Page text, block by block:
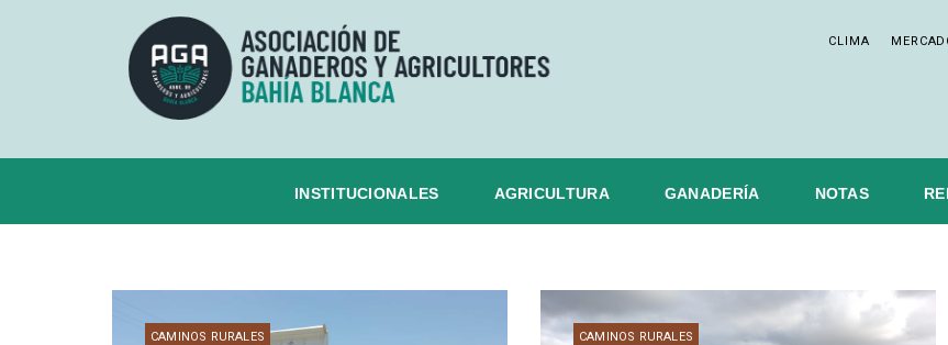
CLIMA
INSTITUCIONALES AGRICULTURA GANADERÍA NOTAS
CAMINOS RURALES CAMINOS RURALES